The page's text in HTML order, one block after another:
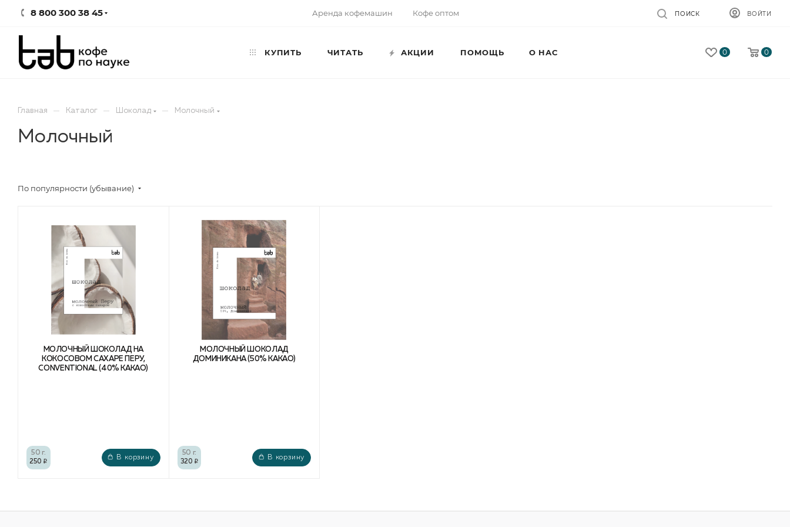
8 800 300 38 45 Аренда кофемашин Кофе оптом ВОЙТИ
ПОИСК
0 0
КУПИТЬ ЧИТАТЬ АКЦИИ ПОМОЩЬ О НАС
Главная — Каталог — Шоколад — Молочный
Молочный
По популярности (убывание)
МОЛОЧНЫЙ ШОКОЛАД НА
КОКОСОВОМ САХАРЕ ПЕРУ,
CONVENTIONAL (40% КАКАО)
50 г.
250
В корзину
МОЛОЧНЫЙ ШОКОЛАД
ДОМИНИКАНА (50% КАКАО)
50 г.
320
В корзину